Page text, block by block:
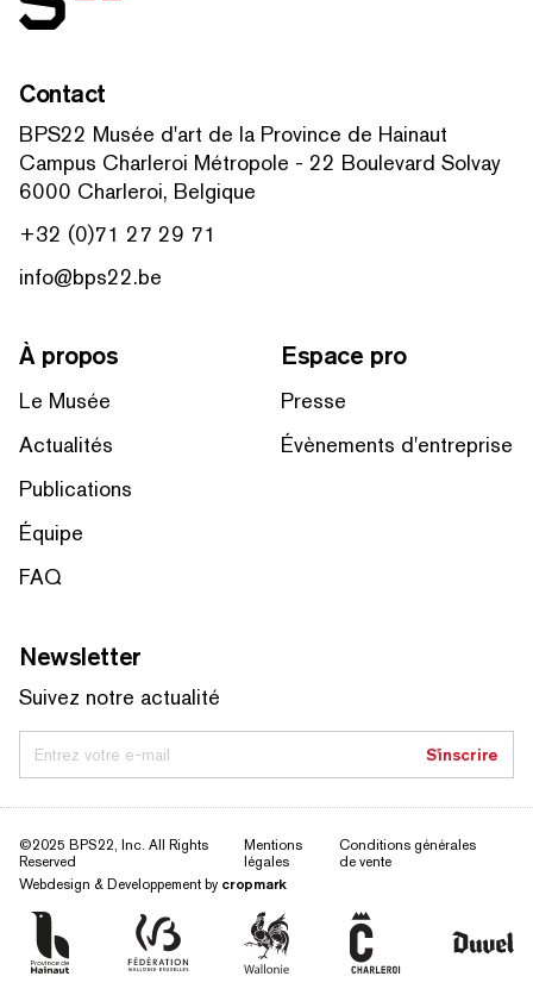
Contact
BPS22 Musée d'art de la Province de Hainaut
Campus Charleroi Métropole - 22 Boulevard Solvay
6000 Charleroi, Belgique
+32 (0)71 27 29 71
info@bps22.be
À propos
Le Musée
Actualités
Publications
Équipe
FAQ
Espace pro
Presse
Évènements d'entreprise
Newsletter
Suivez notre actualité
Entrez votre e-mail S'inscrire
©2025 BPS22, Inc. All Rights
Reserved
Mentions
légales
Conditions générales
de vente
Webdesign & Developpement by cropmark